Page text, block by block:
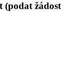
(podat žádost